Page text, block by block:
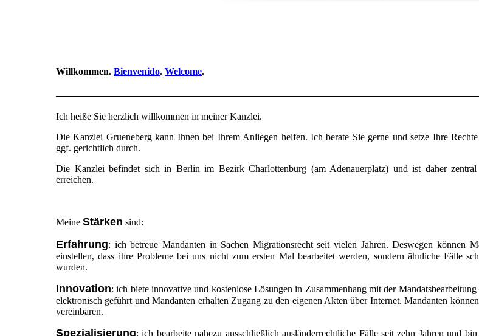
Willkommen. Bienvenido. Welcome.
Ich heiße Sie herzlich willkommen in meiner Kanzlei.
Die Kanzlei Grueneberg kann Ihnen bei Ihrem Anliegen helfen. Ich berate Sie gerne und setze Ihre
ggf. gerichtlich durch.
Die Kanzlei befindet sich in Berlin im Bezirk Charlottenburg (am Adenauerplatz) und ist daher
erreichen.
Meine Stärken sind:
Erfahrung: ich betreue Mandanten in Sachen Migrationsrecht seit vielen Jahren. Deswegen können
einstellen, dass ihre Probleme bei uns nicht zum ersten Mal bearbeitet werden, sondern ähnliche Fälle
wurden.
Innovation: ich biete innovative und kostenlose Lösungen in Zusammenhang mit der
elektronisch geführt und Mandanten erhalten Zugang zu den eigenen Akten über Internet. Mandanten
vereinbaren.
Spezialisierung: ich bearbeite nahezu ausschließlich ausländerrechtliche Fälle seit zehn Jahren und